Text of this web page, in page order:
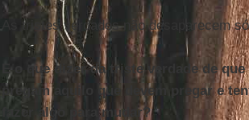
As tristes verdades não desaparecem
E o que dizer da triste verdade de
pregam aquilo que devem pregar e
fazer algo para mudar?